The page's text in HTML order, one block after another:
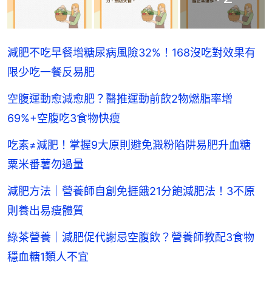
減肥不吃早餐增糖尿病風險32%！168沒吃對效果有
限少吃一餐反易肥
空腹運動愈減愈肥？醫推運動前飲2物燃脂率增
69%+空腹吃3食物快瘦
吃素≠減肥！掌握9大原則避免澱粉陷阱易肥升血糖
粟米番薯勿過量
減肥方法｜營養師自創免捱餓21分飽減肥法！3不原
則養出易瘦體質
綠茶營養｜減肥促代謝忌空腹飲？營養師教配3食物
穩血糖1類人不宜